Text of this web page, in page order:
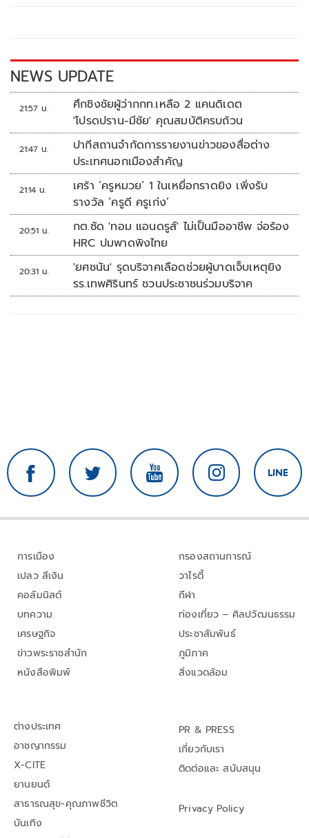
k k
NEWS UPDATE
21:57 น.
ศึกชิงชัยผู้ว่ากกท.เหลือ 2 แคนดิเดต
'โปรดปราน-มีชัย' คุณสมบัติครบถ้วน
21:47 น.
ปากีสถานจำกัดการรายงานข่าวของสื่อต่าง
ประเทศนอกเมืองสำคัญ
21:14 น.
เศร้า ‘ครูหมวย’ 1 ในเหยื่อกราดยิง เพิ่งรับ
รางวัล ‘ครูดี ครูเก่ง’
20:51 น.
กต.ซัด 'ทอม แอนดรูส์' ไม่เป็นมืออาชีพ จ่อร้อง
HRC ปมพาดพิงไทย
20:31 น.
'ยศชนัน' รุดบริจาคเลือดช่วยผู้บาดเจ็บเหตุยิง
รร.เทพศิรินทร์ ชวนประชาชนร่วมบริจาค
การเมือง
เปลว สีเงิน
คอลัมนิสต์
บทความ
เศรษฐกิจ
ข่าวพระราชสำนัก
หนังสือพิมพ์
กรองสถานการณ์
วาไรตี้
กีฬา
ท่องเที่ยว – ศิลปวัฒนธรรม
ประชาสัมพันธ์
ภูมิภาค
สิ่งแวดล้อม
ต่างประเทศ
อาชญากรรม
X-CITE
ยานยนต์
สาธารณสุข-คุณภาพชีวิต
บันเทิง
PR & PRESS
เกี่ยวกับเรา
ติดต่อและ สนับสนุน
Privacy Policy